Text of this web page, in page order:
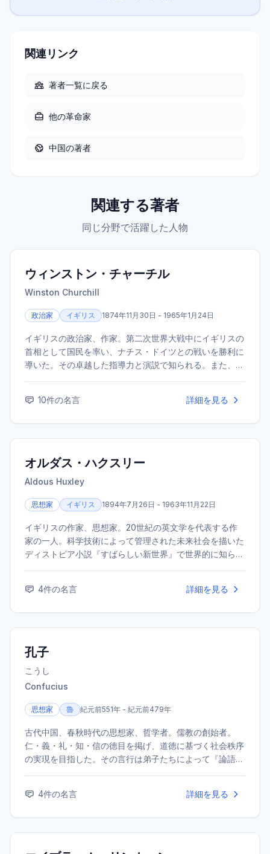
関連リンク
著者一覧に戻る
他の革命家
中国の著者
関連する著者
同じ分野で活躍した人物
ウィンストン・チャーチル
Winston Churchill
政治家 イギリス 1874年11月30日 - 1965年1月24日
イギリスの政治家、作家。第二次世界大戦中にイギリスの
首相として国民を率い、ナチス・ドイツとの戦いを勝利に
導いた。その卓越した指導力と演説で知られる。また、優
10件の名言 詳細を見る
オルダス・ハクスリー
Aldous Huxley
思想家 イギリス 1894年7月26日 - 1963年11月22日
イギリスの作家、思想家。20世紀の英文学を代表する作
家の一人。科学技術によって管理された未来社会を描いた
ディストピア小説『すばらしい新世界』で世界的に知られ
4件の名言 詳細を見る
孔子
こうし
Confucius
思想家 魯 紀元前551年 - 紀元前479年
古代中国、春秋時代の思想家、哲学者。儒教の創始者。
仁・義・礼・知・信の徳目を掲げ、道徳に基づく社会秩序
の実現を目指した。その言行は弟子たちによって『論語』
4件の名言 詳細を見る